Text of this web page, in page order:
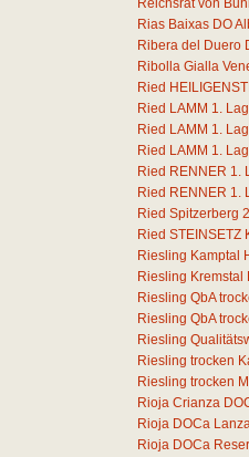
Reichsrat von
Rias Baixas DO
Ribera del Duero
Ribolla Gialla
Ried
Ried LAMM 1.
Ried LAMM 1.
Ried LAMM 1.
Ried RENNER 1.
Ried RENNER 1.
Ried Spitzerberg
Ried STEINSETZ
Riesling Kamptal
Riesling
Riesling QbA
Riesling QbA
Riesling
Riesling trocken
Riesling trocken
Rioja Crianza
Rioja DOCa
Rioja DOCa